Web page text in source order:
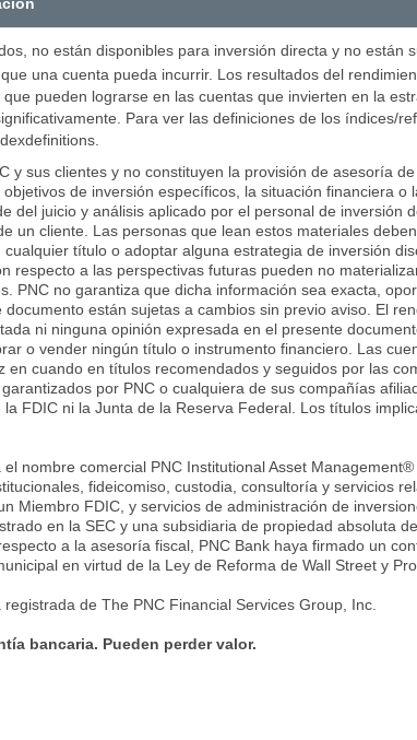
no están disponibles para inversión directa y no están
una cuenta pueda incurrir. Los resultados del
pueden lograrse en las cuentas que invierten en la
Para ver las definiciones de los índices/
y sus clientes y no constituyen la provisión de asesoría
de inversión específicos, la situación financiera o
del juicio y análisis aplicado por el personal de inversión
un cliente. Las personas que lean estos materiales
título o adoptar alguna estrategia de inversión
respecto a las perspectivas futuras pueden no
PNC no garantiza que dicha información sea exacta,
están sujetas a cambios sin previo aviso. El
ni ninguna opinión expresada en el presente
o vender ningún título o instrumento financiero. Las
cuando en títulos recomendados y seguidos por las
por PNC o cualquiera de sus compañías
FDIC ni la Junta de la Reserva Federal. Los títulos
nombre comercial PNC Institutional Asset
fideicomiso, custodia, consultoría y servicios
Miembro FDIC, y servicios de administración de
en la SEC y una subsidiaria de propiedad absoluta
a la asesoría fiscal, PNC Bank haya firmado un
en virtud de la Ley de Reforma de Wall Street y
de The PNC Financial Services Group, Inc.
bancaria. Pueden perder valor.